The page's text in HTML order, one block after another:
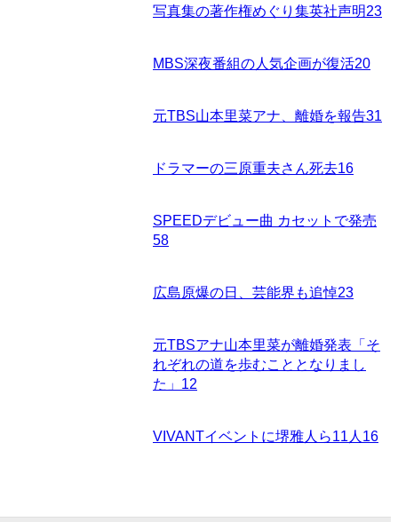
写真集の著作権めぐり集英社声明23
MBS深夜番組の人気企画が復活20
元TBS山本里菜アナ、離婚を報告31
ドラマーの三原重夫さん死去16
SPEEDデビュー曲 カセットで発売
58
広島原爆の日、芸能界も追悼23
元TBSアナ山本里菜が離婚発表「そ
れぞれの道を歩むこととなりまし
た」 12
VIVANTイベントに堺雅人ら11人 16